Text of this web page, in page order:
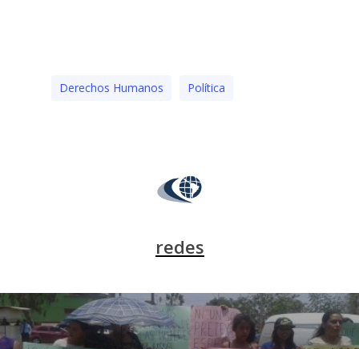
Derechos Humanos Polí­tica
redes